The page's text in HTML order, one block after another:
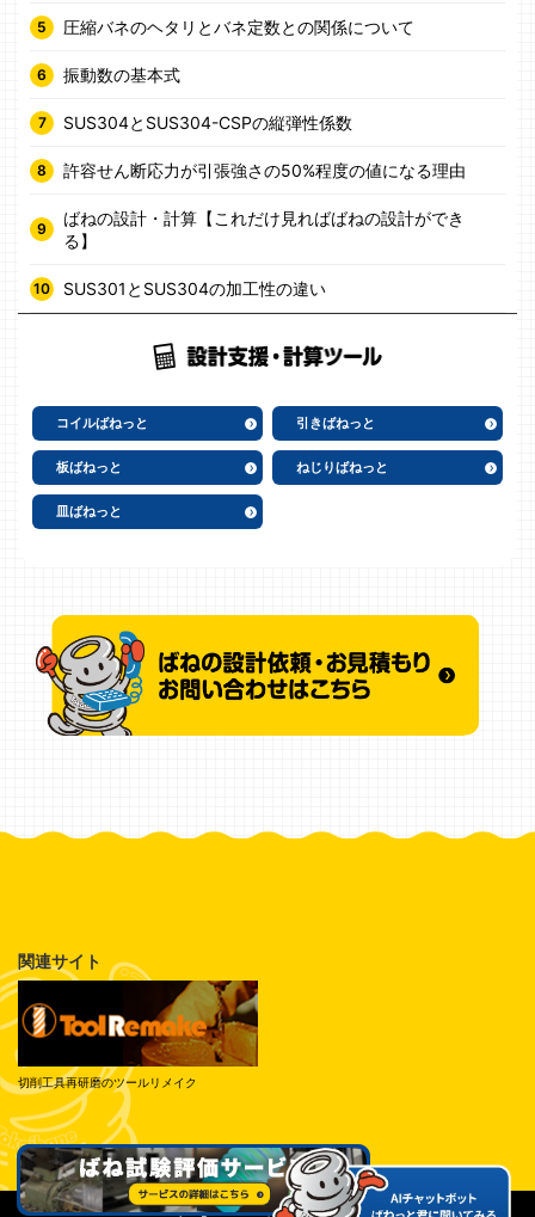
圧縮バネのヘタリとバネ定数との関係について
振動数の基本式
SUS304とSUS304-CSPの縦弾性係数
許容せん断応力が引張強さの50%程度の値になる理由
ばねの設計・計算【これだけ見ればばねの設計ができ
る】
SUS301とSUS304の加工性の違い
コイルばねっと 引きばねっと
板ばねっと ねじりばねっと
皿ばねっと
関連サイト
切削工具再研磨のツールリメイク
© Tokai Spring Industries, Inc. All Rights Reserved.